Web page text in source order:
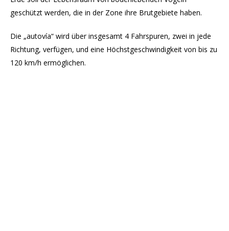
geschützt werden, die in der Zone ihre Brutgebiete haben.
Die „autovía“ wird über insgesamt 4 Fahrspuren, zwei in jede
Richtung, verfügen, und eine Höchstgeschwindigkeit von bis zu
120 km/h ermöglichen.